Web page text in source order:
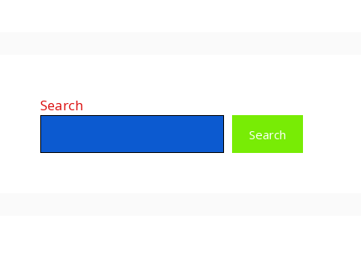
Search
Search